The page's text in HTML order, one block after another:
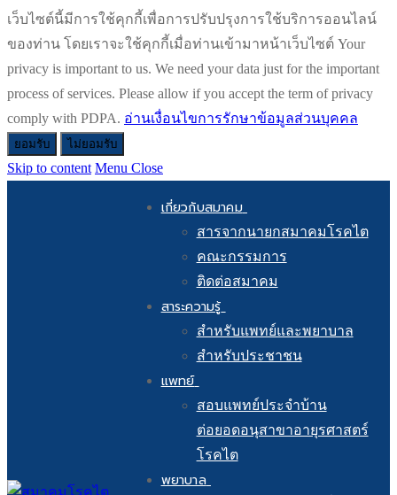
เว็บไซต์นี้มีการใช้คุกกี้เพื่อการปรับปรุงการใช้บริการออนไลน์
ของท่าน โดยเราจะใช้คุกกี้เมื่อท่านเข้ามาหน้าเว็บไซต์ Your
privacy is important to us. We need your data just for the important
process of services. Please allow if you accept the term of privacy
comply with PDPA. อ่านเงื่อนไขการรักษาข้อมูลส่วนบุคคล
ยอมรับ ไม่ยอมรับ
Skip to content Menu Close
เกี่ยวกับสมาคม
สารจากนายกสมาคมโรคไต
คณะกรรมการ
ติดต่อสมาคม
สาระความรู้
สำหรับแพทย์และพยาบาล
สำหรับประชาชน
แพทย์
สอบแพทย์ประจำบ้าน
ต่อยอดอนุสาขาอายุรศาสตร์
โรคไต
พยาบาล